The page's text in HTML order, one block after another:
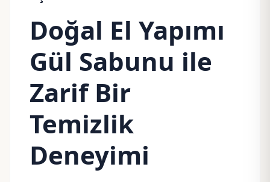
Doğal El Yapımı
Gül Sabunu ile
Zarif Bir
Temizlik
Deneyimi